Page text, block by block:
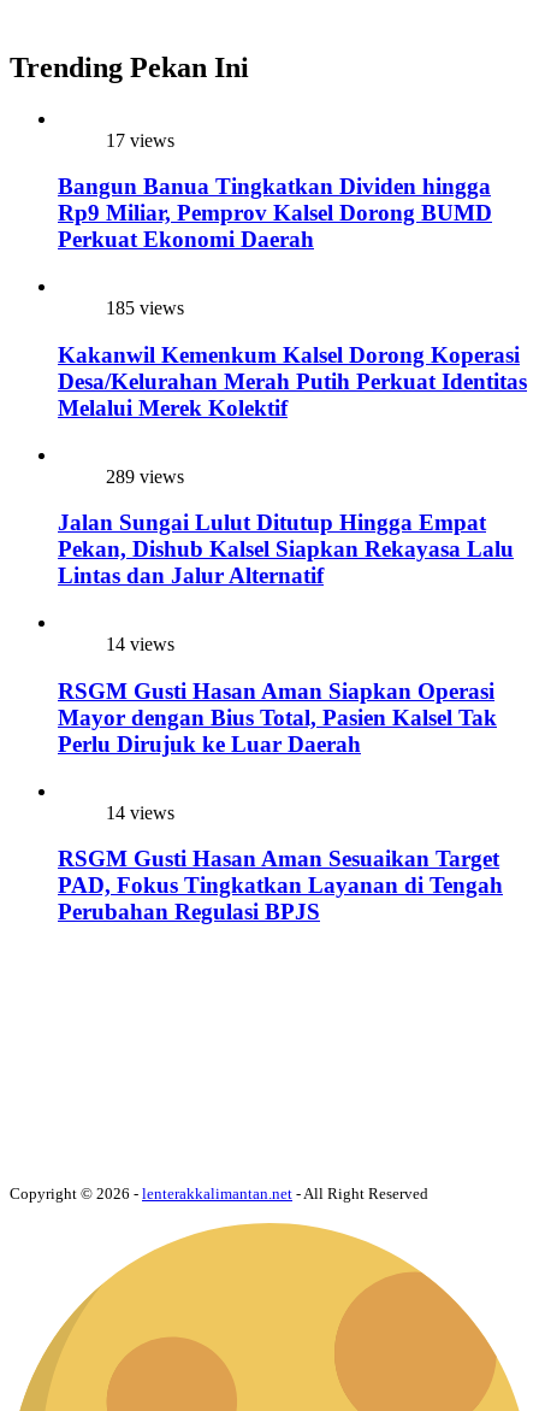
Trending Pekan Ini
17 views
Bangun Banua Tingkatkan Dividen hingga
Rp9 Miliar, Pemprov Kalsel Dorong BUMD
Perkuat Ekonomi Daerah
185 views
Kakanwil Kemenkum Kalsel Dorong Koperasi
Desa/Kelurahan Merah Putih Perkuat Identitas
Melalui Merek Kolektif
289 views
Jalan Sungai Lulut Ditutup Hingga Empat
Pekan, Dishub Kalsel Siapkan Rekayasa Lalu
Lintas dan Jalur Alternatif
14 views
RSGM Gusti Hasan Aman Siapkan Operasi
Mayor dengan Bius Total, Pasien Kalsel Tak
Perlu Dirujuk ke Luar Daerah
14 views
RSGM Gusti Hasan Aman Sesuaikan Target
PAD, Fokus Tingkatkan Layanan di Tengah
Perubahan Regulasi BPJS
Copyright © 2026 - lenterakkalimantan.net - All Right Reserved